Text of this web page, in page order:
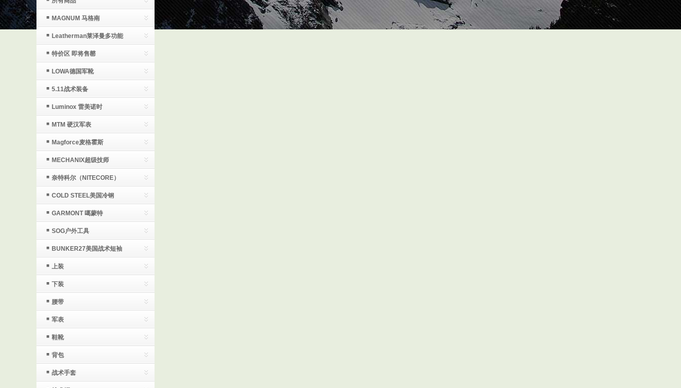
MAGNUM 马格南
Leatherman莱泽曼多功能
工具
特价区 即将售罄
LOWA德国军靴
5.11战术装备
Luminox 雷美诺时
MTM 硬汉军表
Magforce麦格霍斯
MECHANIX超级技师
奈特科尔（NITECORE）
COLD STEEL美国冷钢
GARMONT 噶蒙特
SOG户外工具
BUNKER27美国战术短袖
上装
下装
腰带
军表
鞋靴
背包
战术手套